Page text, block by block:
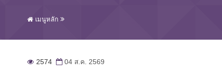
เมนูหลัก
2574 04 ส.ค. 2569